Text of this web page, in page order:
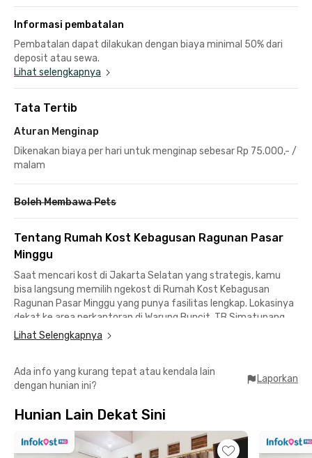
Informasi pembatalan
Pembatalan dapat dilakukan dengan biaya minimal 50% dari
deposit atau sewa.
Lihat selengkapnya
Tata Tertib
Aturan Menginap
Dikenakan biaya per hari untuk menginap sebesar Rp 75.000,- /
malam
Boleh Membawa Pets
Tentang Rumah Kost Kebagusan Ragunan Pasar
Minggu
Saat mencari kost di Jakarta Selatan yang strategis, kamu
bisa langsung memilih ngekost di Rumah Kost Kebagusan
Ragunan Pasar Minggu yang punya fasilitas lengkap. Lokasinya
dekat ke area perkantoran di Warung Buncit, TB Simatupang,
bahkan juga strategis ke Kuningan dan SCBD.
waktu 15 menit saja untuk mencapai kampus. Kamu juga bisa
mencapai Universitas Pancasila atau Universitas Indonesia
yang bisa dicapai sekitar 15 menit berkendara dari kost
eksklusif Ragunan ini.
Lihat Selengkapnya
Ada info yang kurang tepat atau kendala lain
dengan hunian ini?
Laporkan
Hunian Lain Dekat Sini